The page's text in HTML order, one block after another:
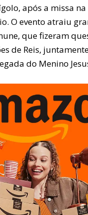
após a missa
O evento atraiu
que fizeram
de Reis,
do Menino